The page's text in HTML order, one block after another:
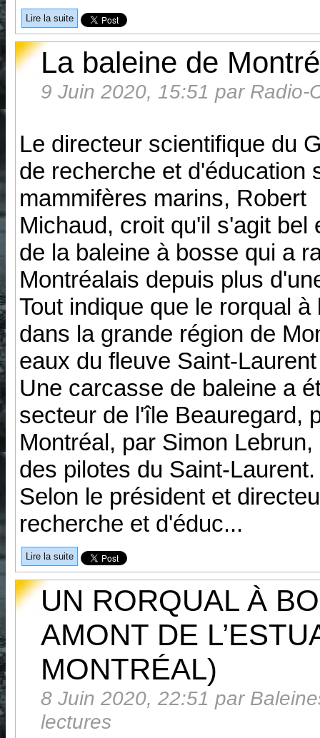
Lire la suite
La baleine de
9 Juin 2020, 15:51 par Radio-
Le directeur scientifique du
de recherche et d'éducation
mammifères marins, Robert
Michaud, croit qu'il s'agit bel
de la baleine à bosse qui a
Montréalais depuis plus
Tout indique que le rorqual
dans la grande région de
eaux du fleuve Saint-
Une carcasse de baleine a
secteur de l'île Beauregard,
Montréal, par Simon
des pilotes du Saint-
Selon le président et
recherche et d'éduc...
Lire la suite
UN RORQUAL À
AMONT DE
MONTRÉAL)
8 Juin 2020, 22:51 par
lectures